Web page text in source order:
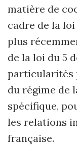
matière de
cadre de la
plus
de la loi du 5
particularités
du régime de
spécifique,
les relations
française.